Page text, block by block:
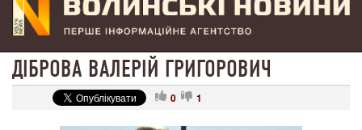
ДІБРОВА ВАЛЕРІЙ ГРИГОРОВИЧ
0 1